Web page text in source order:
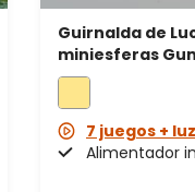
Guirnalda de
miniesferas Gummy Ø
microled blanco
7 juegos +
Alimentador